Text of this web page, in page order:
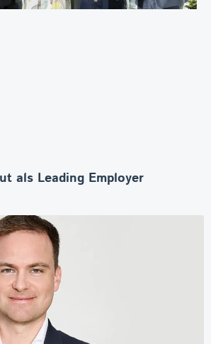
als Leading Employer